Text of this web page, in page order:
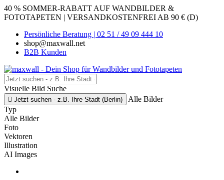
40 % SOMMER-RABATT AUF WANDBILDER &
FOTOTAPETEN | VERSANDKOSTENFREI AB 90 € (D)
Persönliche Beratung | 02 51 / 49 09 444 10
shop@maxwall.net
B2B Kunden
Visuelle Bild Suche
 Jetzt suchen - z.B. Ihre Stadt (Berlin)
Alle Bilder
Typ
Alle Bilder
Foto
Vektoren
Illustration
AI Images